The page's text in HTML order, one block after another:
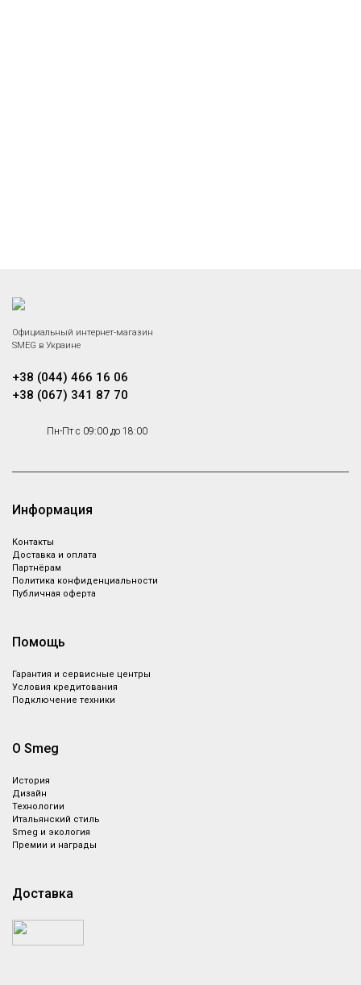
Официальный интернет-магазин
SMEG в Украине
+38 (044) 466 16 06
+38 (067) 341 87 70
Пн-Пт с 09:00 до 18:00
Информация
Контакты
Доставка и оплата
Партнёрам
Политика конфиденциальности
Публичная оферта
Помощь
Гарантия и сервисные центры
Условия кредитования
Подключение техники
О Smeg
История
Дизайн
Технологии
Итальянский стиль
Smeg и экология
Премии и награды
Доставка